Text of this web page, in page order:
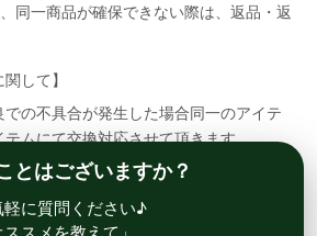
同一商品が確保できない際は、返品・返
して】
の不具合が発生した場合同一のアイテ
テムにて交換対応させて頂きます。
にて返送して頂く必要が御座いますので
とはございますか？
に質問ください♪